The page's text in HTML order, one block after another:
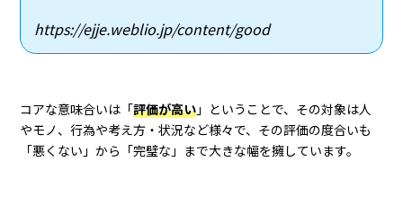
https://ejje.weblio.jp/content/good
コアな意味合いは「評価が高い 」ということで、その対象は人
やモノ、行為や考え方・状況など様々で、その評価の度合いも
「悪くない」から「完璧な」まで大きな幅を擁しています。